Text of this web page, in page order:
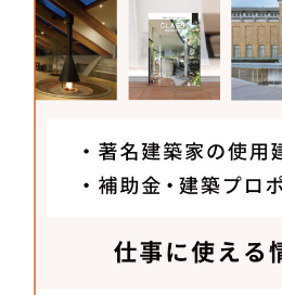
したが、「ソイルペイント
塗布できるため、空間の質感
面のテクスチャーは左官技術
ら塗膜も薄く簡易で使いやす
メーカーさんへ聞いた